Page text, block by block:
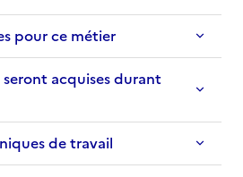
pour ce métier
acquises durant
de travail